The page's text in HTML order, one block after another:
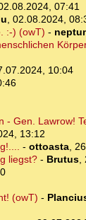
07:41
, 02.08.2024,
:-) (owT) -
10:04
Gen. Lawrow!
13:12
- ottoasta,
liegst?- Brutus,
(owT) -